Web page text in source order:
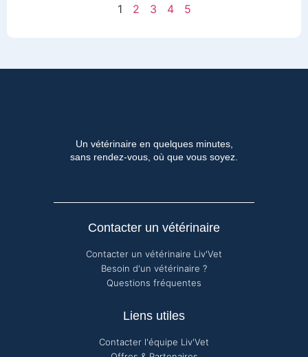
1 2 3 4 5
Un vétérinaire en quelques minutes,
sans rendez-vous, où que vous soyez.
Contacter un vétérinaire
Contacter un vétérinaire Liv'Vet
Besoin d'un vétérinaire ?
Questions fréquentes
Liens utiles
Contacter l'équipe Liv'Vet